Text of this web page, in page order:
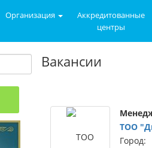
Организация
Аккредитованные
центры
Вакансии
ТОО
Город: